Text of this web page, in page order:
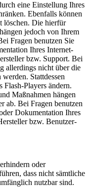
eine Einstellung Ihres
Ebenfalls können
löschen. Die hierfür
jedoch von Ihrem
Fragen benutzen Sie
Ihres Internet-
bzw. Support. Bei
allerdings nicht über die
Stattdessen
Flash-Players ändern.
Maßnahmen hängen
ab. Bei Fragen benutzen
Dokumentation Ihres
bzw. Benutzer-
oder
dass nicht sämtliche
nutzbar sind.